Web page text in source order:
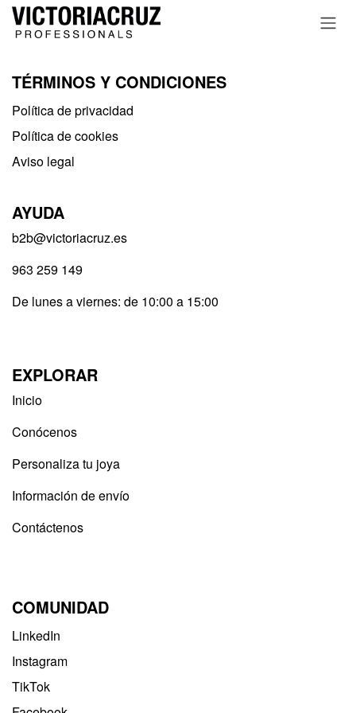
Ir al contenido
TÉRMINOS Y CONDICIONES
Política de privacidad​
Política de cookies
Aviso legal
AYUDA
b2b@victoriacruz.es
963 259 149
De lunes a viernes: de 10:00 a 15:00
EXPLORAR
Inicio
Conócenos
Personaliza tu joya
Información de envío
Contáctenos
COMUNIDAD
LinkedIn
Instagram
TikTok